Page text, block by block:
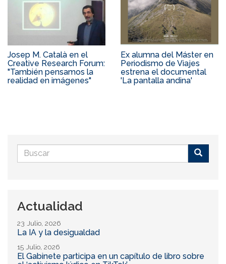
Josep M. Català en el
Creative Research Forum:
"También pensamos la
realidad en imágenes"
Ex alumna del Máster en
Periodismo de Viajes
estrena el documental
'La pantalla andina'
Formulario
de
Actualidad
23 Julio, 2026
La IA y la desigualdad
15 Julio, 2026
El Gabinete participa en un capítulo de libro sobre